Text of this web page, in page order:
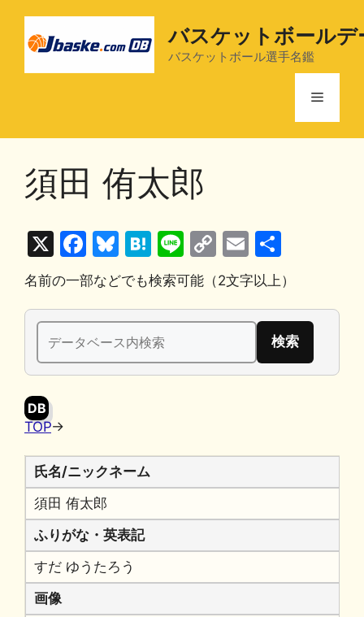
バスケットボールデ
バスケットボール選手名鑑
メ
須田 侑太郎
X
F
a
c
e
b
o
Bl
u
e
s
k
y
H
at
e
n
a
Li
n
e
C
o
p
y
n
E
m
ai
l
有
名前の一部などでも検索可能（2文字以上）
検
索:
DB
TOP→
氏名/ニックネーム
須田 侑太郎
ふりがな・英表記
すだ ゆうたろう
画像